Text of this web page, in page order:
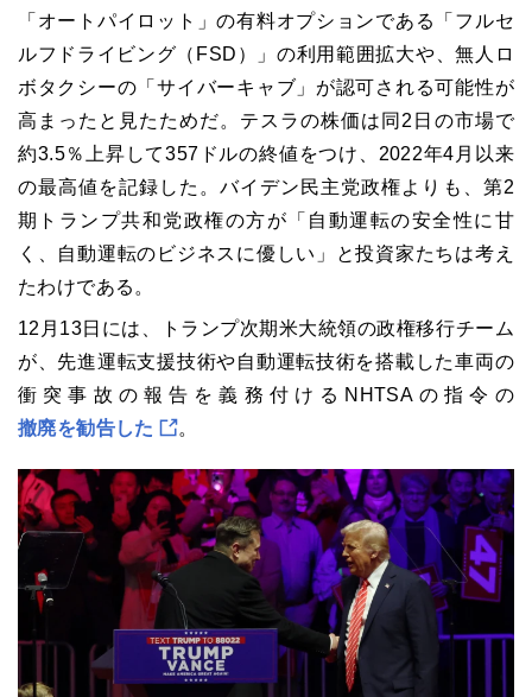
「オートパイロット」の有料オプションである「フルセ
ルフドライビング（FSD）」の利用範囲拡大や、無人ロ
ボタクシーの「サイバーキャブ」が認可される可能性が
高まったと見たためだ。テスラの株価は同2日の市場で
約3.5％上昇して357ドルの終値をつけ、2022年4月以来
の最高値を記録した。バイデン民主党政権よりも、第2
期トランプ共和党政権の方が「自動運転の安全性に甘
く、自動運転のビジネスに優しい」と投資家たちは考え
たわけである。
12月13日には、トランプ次期米大統領の政権移行チーム
が、先進運転支援技術や自動運転技術を搭載した車両の
衝突事故の報告を義務付けるNHTSAの指令の
撤廃を勧告した
。